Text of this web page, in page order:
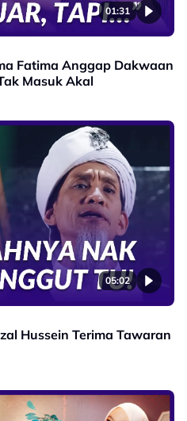
01:31
Fatima Anggap Dakwaan
Masuk Akal
05:02
Hussein Terima Tawaran